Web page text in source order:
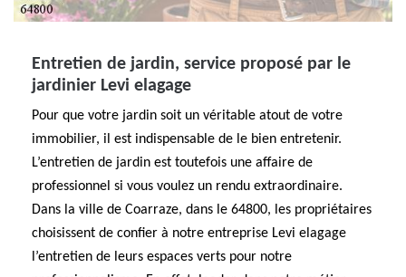
Entretien de jardin, service proposé par le
jardinier Levi elagage
Pour que votre jardin soit un véritable atout de votre
immobilier, il est indispensable de le bien entretenir.
L’entretien de jardin est toutefois une affaire de
professionnel si vous voulez un rendu extraordinaire.
Dans la ville de Coarraze, dans le 64800, les propriétaires
choisissent de confier à notre entreprise Levi elagage
l’entretien de leurs espaces verts pour notre